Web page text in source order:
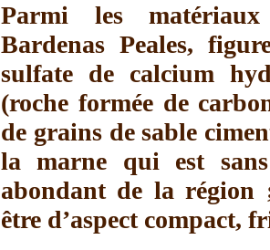
Parmi les matériaux
Bardenas Peales,
sulfate de calcium
(roche formée de
de grains de sable
la marne qui est
abondant de la région
être d’aspect compact,